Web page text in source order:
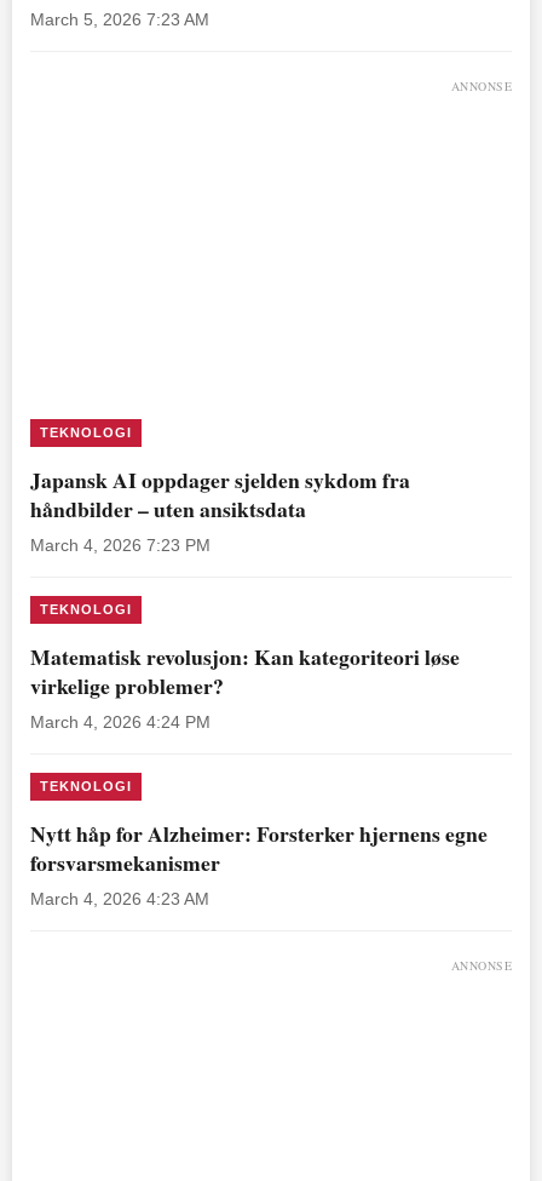
March 5, 2026 7:23 AM
ANNONSE
TEKNOLOGI
Japansk AI oppdager sjelden sykdom fra
håndbilder – uten ansiktsdata
March 4, 2026 7:23 PM
TEKNOLOGI
Matematisk revolusjon: Kan kategoriteori løse
virkelige problemer?
March 4, 2026 4:24 PM
TEKNOLOGI
Nytt håp for Alzheimer: Forsterker hjernens egne
forsvarsmekanismer
March 4, 2026 4:23 AM
ANNONSE